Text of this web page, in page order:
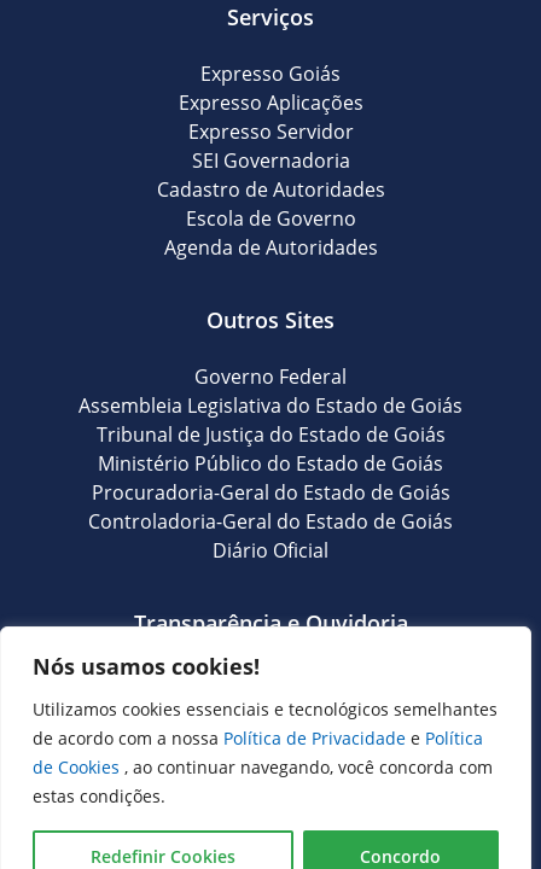
Nós usamos cookies!
Utilizamos cookies essenciais e tecnológicos semelhantes
de acordo com a nossa Política de Privacidade e Política
de Cookies , ao continuar navegando, você concorda com
estas condições.
Redefinir Cookies Concordo
Serviços
Expresso Goiás
Expresso Aplicações
Expresso Servidor
SEI Governadoria
Cadastro de Autoridades
Escola de Governo
Agenda de Autoridades
Outros Sites
Governo Federal
Assembleia Legislativa do Estado de Goiás
Tribunal de Justiça do Estado de Goiás
Ministério Público do Estado de Goiás
Procuradoria-Geral do Estado de Goiás
Controladoria-Geral do Estado de Goiás
Diário Oficial
Transparência e Ouvidoria
LGPD
Goiás Transparência
Dados Abertos Goiás
SIC – Serviço de Informação ao Cidadão
e-SIC – Serviço Eletrônico de Informação ao Cidadão
Ouvidoria Setorial (Expresso)
Ouvidoria Setorial (Presencial)